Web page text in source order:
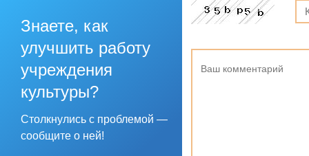
Знаете, как
улучшить работу
учреждения
культуры?
Столкнулись с проблемой —
сообщите о ней!